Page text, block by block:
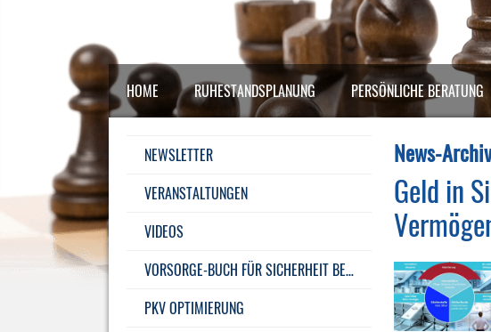
HOME RUHESTANDSPLANUNG PERSÖNLICHE BERATUNG
NEWSLETTER
VERANSTALTUNGEN
VIDEOS
VORSORGE-BUCH FÜR SICHERHEIT BEI IHRER ALTERS­VORSORGE
PKV OPTIMIERUNG
News-
Geld in